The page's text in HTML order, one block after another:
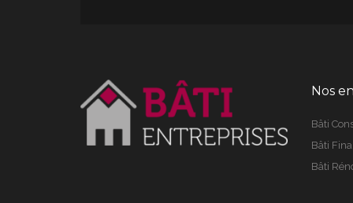
Nos
Bâti
Bâti
Bâti